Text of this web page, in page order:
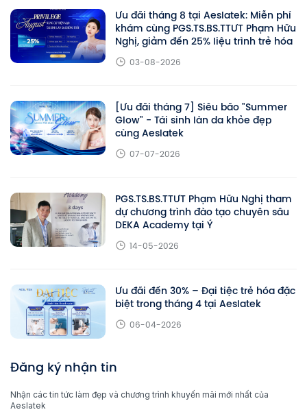
Ưu đãi tháng 8 tại Aeslatek: Miễn phí
khám cùng PGS.TS.BS.TTƯT Phạm Hữu
Nghị, giảm đến 25% liệu trình trẻ hóa
03-08-2026
[Ưu đãi tháng 7] Siêu bão "Summer
Glow" - Tái sinh làn da khỏe đẹp
cùng Aeslatek
07-07-2026
PGS.TS.BS.TTƯT Phạm Hữu Nghị tham
dự chương trình đào tạo chuyên sâu
DEKA Academy tại Ý
14-05-2026
Ưu đãi đến 30% – Đại tiệc trẻ hóa đặc
biệt trong tháng 4 tại Aeslatek
06-04-2026
Đăng ký nhận tin
Nhận các tin tức làm đẹp và chương trình khuyến mãi mới nhất của
Aeslatek